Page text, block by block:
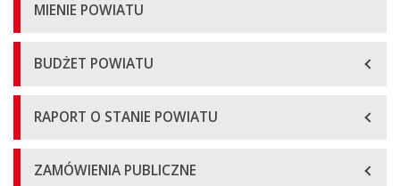
MIENIE POWIATU
BUDŻET POWIATU
RAPORT O STANIE POWIATU
ZAMÓWIENIA PUBLICZNE